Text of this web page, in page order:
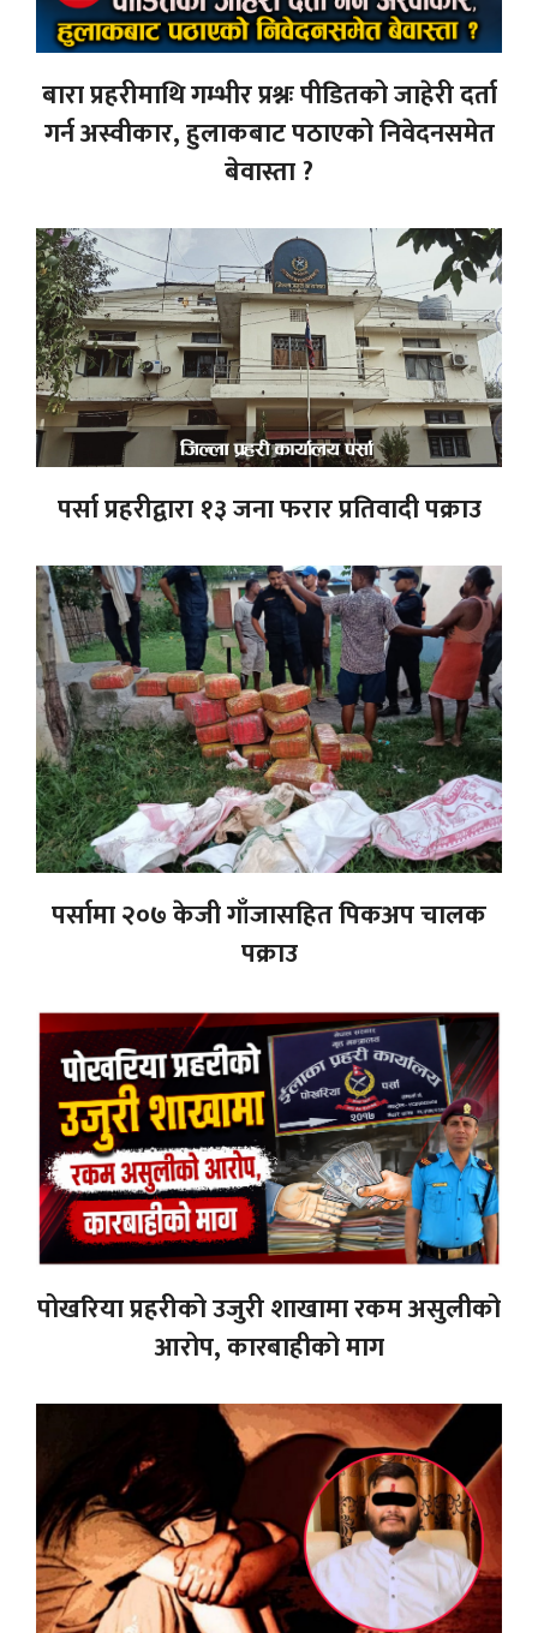
बारा प्रहरीमाथि गम्भीर प्रश्नः पीडितको जाहेरी दर्ता
गर्न अस्वीकार, हुलाकबाट पठाएको निवेदनसमेत
बेवास्ता ?
पर्सा प्रहरीद्वारा १३ जना फरार प्रतिवादी पक्राउ
पर्सामा २०७ केजी गाँजासहित पिकअप चालक
पक्राउ
पोखरिया प्रहरीको उजुरी शाखामा रकम असुलीको
आरोप, कारबाहीको माग